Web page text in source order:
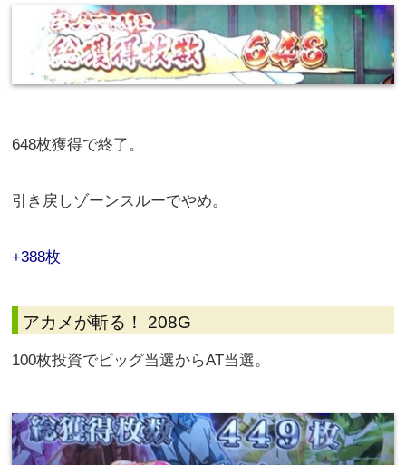
648枚獲得で終了。
引き戻しゾーンスルーでやめ。
+388枚
アカメが斬る！ 208G
100枚投資でビッグ当選からAT当選。